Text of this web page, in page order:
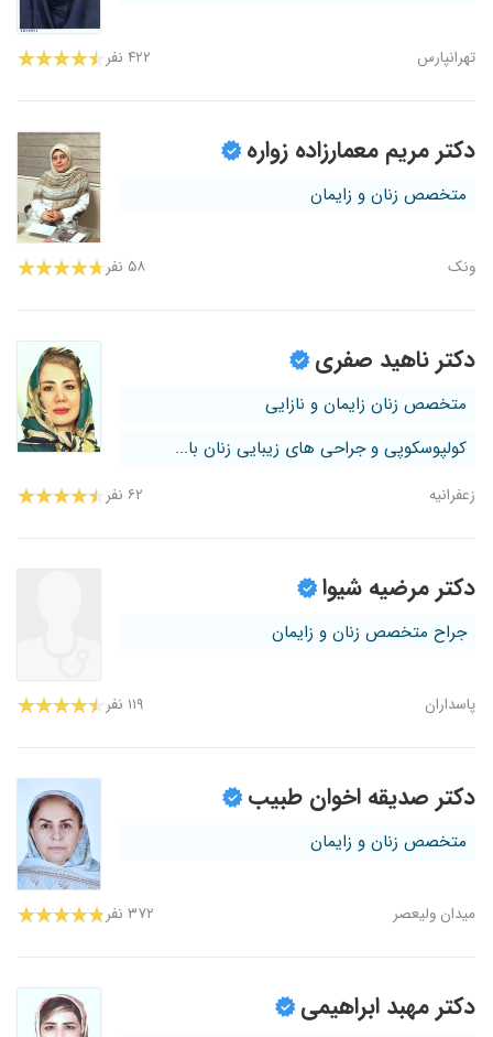
تهرانپارس ۴۲۲ نفر
دکتر مریم معمارزاده زواره
متخصص زنان و زایمان
ونک ۵۸ نفر
دکتر ناهید صفری
متخصص زنان زایمان و نازایی
کولپوسکوپی و جراحی های زیبایی زنان با...
زعفرانیه ۶۲ نفر
دکتر مرضیه شیوا
جراح متخصص زنان و زایمان
پاسداران ۱۱۹ نفر
دکتر صدیقه اخوان طبیب
متخصص زنان و زایمان
میدان ولیعصر ۳۷۲ نفر
دکتر مهبد ابراهیمی